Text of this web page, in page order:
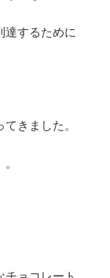
達するために
きました。